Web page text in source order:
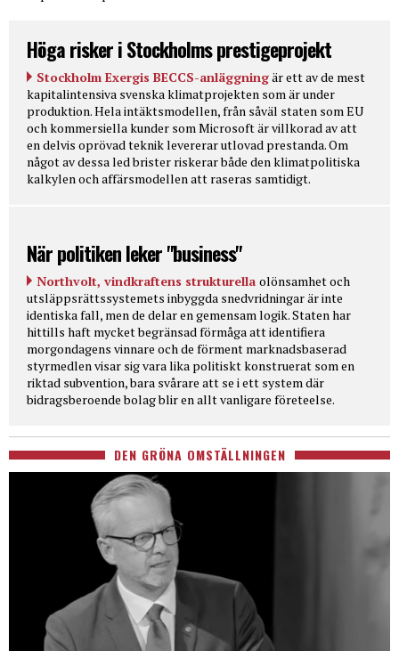
Höga risker i Stockholms prestigeprojekt
Stockholm Exergis BECCS-anläggningär ett av de mest
kapitalintensiva svenska klimatprojekten som är under
produktion. Hela intäktsmodellen, från såväl staten som EU
och kommersiella kunder som Microsoft är villkorad av att
en delvis oprövad teknik levererar utlovad prestanda. Om
något av dessa led brister riskerar både den klimatpolitiska
kalkylen och affärsmodellen att raseras samtidigt.
När politiken leker "business"
Northvolt, vindkraftens strukturella olönsamhet och
utsläppsrättssystemets inbyggda snedvridningar är inte
identiska fall, men de delar en gemensam logik. Staten har
hittills haft mycket begränsad förmåga att identifiera
morgondagens vinnare och de förment marknadsbaserad
styrmedlen visar sig vara lika politiskt konstruerat som en
riktad subvention, bara svårare att se i ett system där
bidragsberoende bolag blir en allt vanligare företeelse.
DEN GRÖNA OMSTÄLLNINGEN